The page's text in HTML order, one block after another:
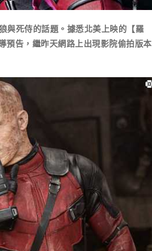
與死侍的話題。據悉北美上映的【羅
預告，繼昨天網路上出現影院偷拍版本